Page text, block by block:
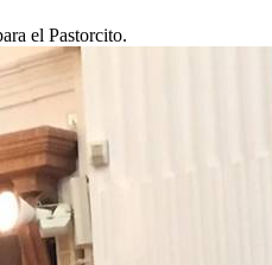
el Pastorcito.